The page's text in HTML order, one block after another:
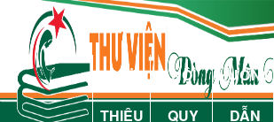
GIỚI
THIỆU
NỘI
QUY
HƯỚNG
DẪN